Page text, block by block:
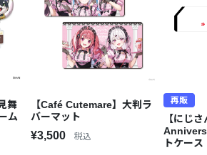
舞
ム
【Café Cutemare】大判ラ
バーマット
¥3,500 税込
再販
【にじ
トケース